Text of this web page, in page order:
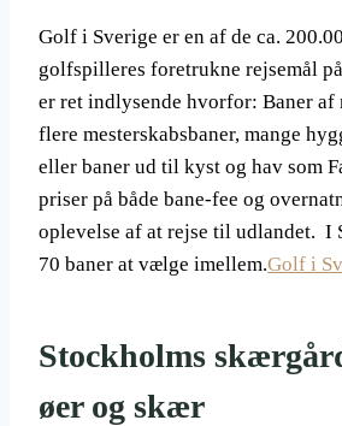
Golf i Sverige er en af de ca.
golfspilleres foretrukne rejsemål
er ret indlysende hvorfor: Baner
flere mesterskabsbaner, mange
eller baner ud til kyst og hav som
priser på både bane-fee og
oplevelse af at rejse til udlandet. I
70 baner at vælge imellem.Golf i
Stockholms
øer og skær